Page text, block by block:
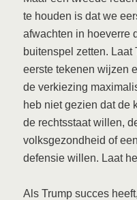
te houden is dat we
afwachten in hoeverre
buitenspel zetten. Laat
eerste tekenen wijzen
de verkiezing
heb niet gezien dat de
de rechtsstaat willen,
volksgezondheid of
defensie willen. Laat
Als Trump succes